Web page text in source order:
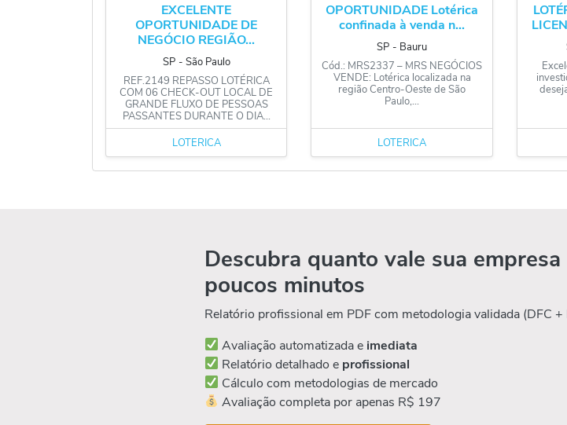
EXCELENTE
OPORTUNIDADE DE
NEGÓCIO REGIÃO...
SP ‐ São Paulo
REF.2149 REPASSO LOTÉRICA
COM 06 CHECK-OUT LOCAL DE
GRANDE FLUXO DE PESSOAS
PASSANTES DURANTE O DIA...
LOTÉRICA
OPORTUNIDADE Lotérica
confinada à venda n...
SP ‐ Bauru
Cód.: MRS2337 – MRS NEGÓCIOS
VENDE: Lotérica localizada na
região Centro-Oeste de São
Paulo,...
LOTÉRICA
Descubra quanto vale sua empresa
poucos minutos
Relatório profissional em PDF com metodologia validada (DFC
Avaliação automatizada e imediata
Relatório detalhado e profissional
Cálculo com metodologias de mercado
Avaliação completa por apenas R$ 197